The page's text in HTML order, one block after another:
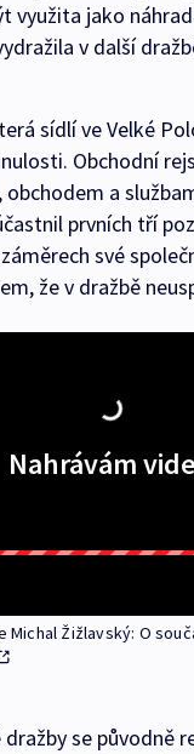
využita jako
v další
sídlí ve Velké
Obchodní
obchodem a
prvních tří
své
že v dražbě
Nahrávám
Michal Žižlavský: O
se původně